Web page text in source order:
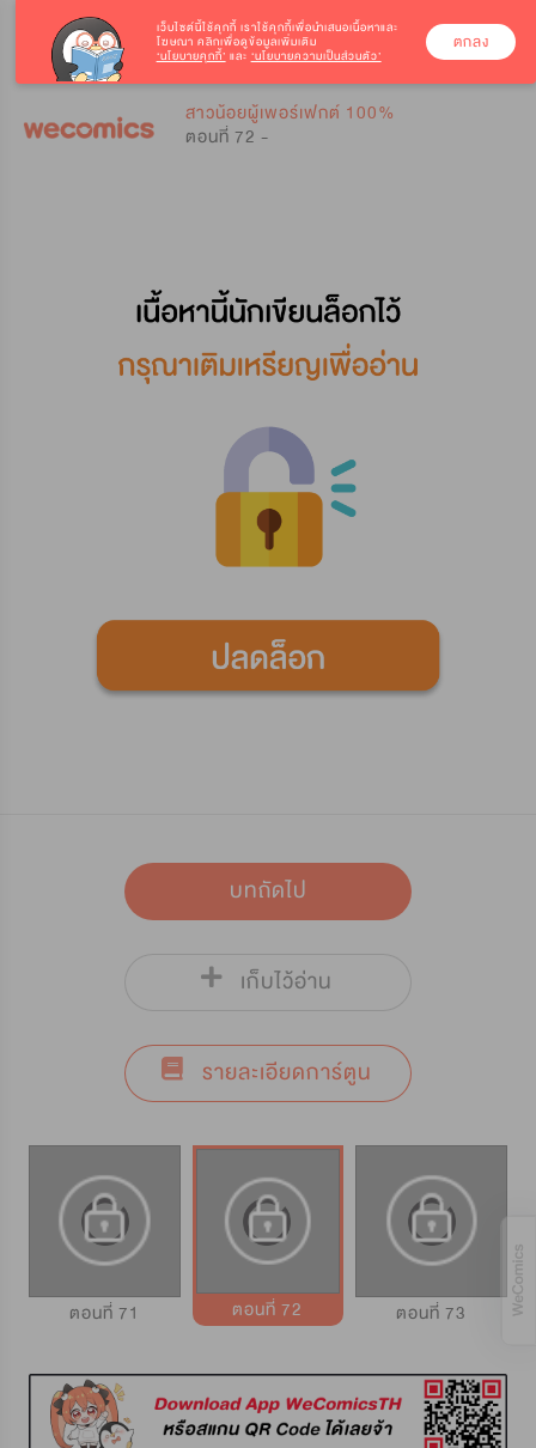
สาวน้อยผู้เพอร์เฟกต์ 100%
ตอนที่ 72 -
บทถัดไป
เก็บไว้อ่าน
รายละเอียดการ์ตูน
ตอนที่ 71 ตอนที่ 72 ตอนที่ 73
เว็บไซต์นี้ใช้คุกกี้ เราใช้คุกกี้เพื่อนำเสนอเนื้อหาและ
โฆษณา คลิกเพื่อดูข้อมูลเพิ่มเติม
‘นโยบายคุกกี้’ และ ‘นโยบายความเป็นส่วนตัว’
ตกลง